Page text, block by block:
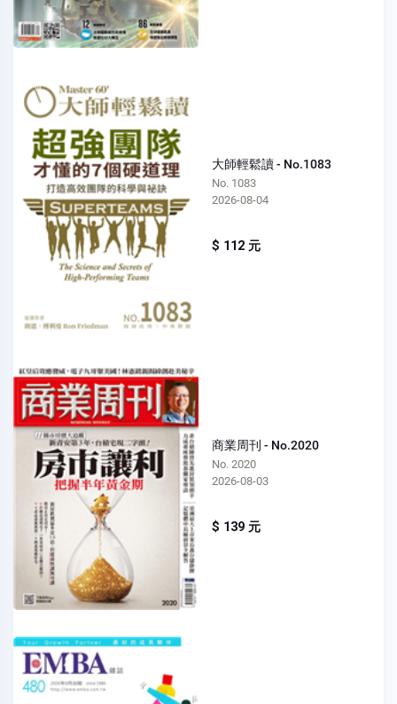
大師輕鬆讀 - No.1083
No. 1083
2026-08-04
$ 112 元
商業周刊 - No.2020
No. 2020
2026-08-03
$ 139 元